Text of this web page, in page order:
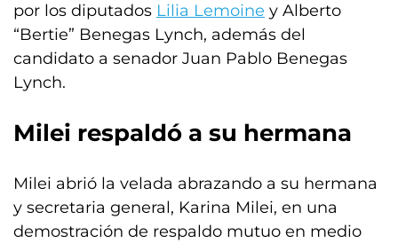
por los diputados Lilia Lemoine y Alberto
“Bertie” Benegas Lynch, además del
candidato a senador Juan Pablo Benegas
Lynch.
Milei respaldó a su hermana
Milei abrió la velada abrazando a su hermana
y secretaria general, Karina Milei, en una
demostración de respaldo mutuo en medio